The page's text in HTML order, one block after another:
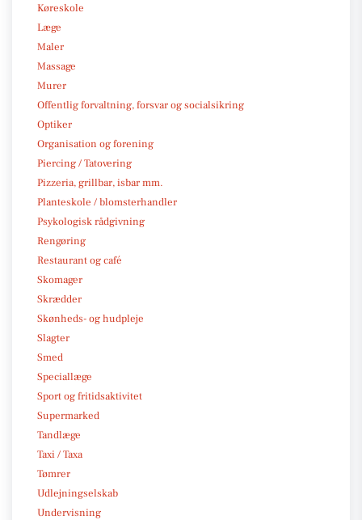
Køreskole
Læge
Maler
Massage
Murer
Offentlig forvaltning, forsvar og socialsikring
Optiker
Organisation og forening
Piercing / Tatovering
Pizzeria, grillbar, isbar mm.
Planteskole / blomsterhandler
Psykologisk rådgivning
Rengøring
Restaurant og café
Skomager
Skrædder
Skønheds- og hudpleje
Slagter
Smed
Speciallæge
Sport og fritidsaktivitet
Supermarked
Tandlæge
Taxi / Taxa
Tømrer
Udlejningselskab
Undervisning